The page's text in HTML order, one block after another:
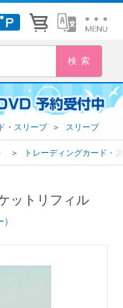
・スリーブ ＞ スリーブ
＞ トレーディングカード・
ットリフィル